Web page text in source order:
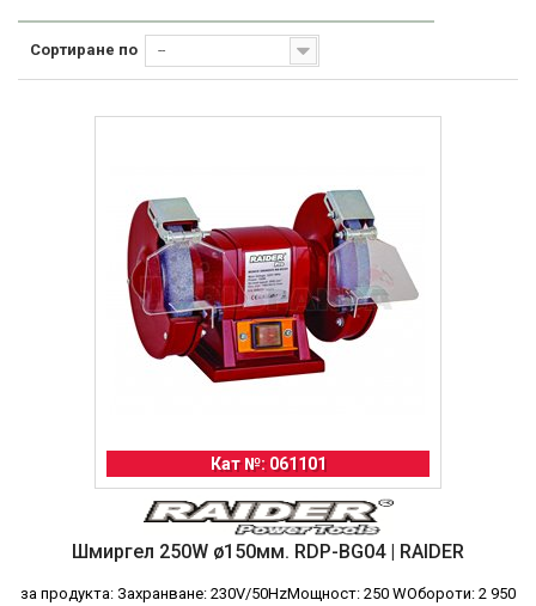
Сортиране по --
Кат №: 061101
Шмиргел 250W ø150мм. RDP-BG04 | RAIDER
за продукта: Захранване: 230V/50HzМощност: 250 WОбороти: 2 950